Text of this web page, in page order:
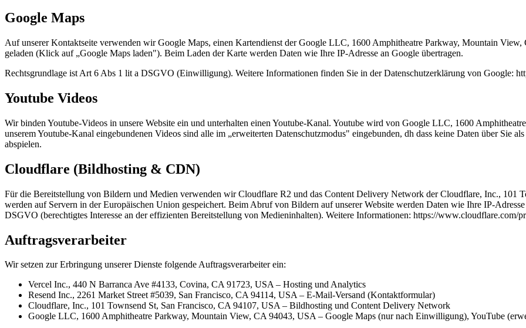
Google Maps
Auf unserer Kontaktseite verwenden wir Google Maps, einen Kartendienst der Google LLC, 1600 Amphitheatre Parkway, Mountain
geladen (Klick auf „Google Maps laden"). Beim Laden der Karte werden Daten wie Ihre IP-Adresse an Google übertragen.
Rechtsgrundlage ist Art 6 Abs 1 lit a DSGVO (Einwilligung). Weitere Informationen finden Sie in der Datenschutzerklärung von Google:
Youtube Videos
Wir binden Youtube-Videos in unsere Website ein und unterhalten einen Youtube-Kanal. Youtube wird von Google LLC, 1600
unserem Youtube-Kanal eingebundenen Videos sind alle im „erweiterten Datenschutzmodus" eingebunden, dh dass keine Daten über Sie
abspielen.
Cloudflare (Bildhosting & CDN)
Für die Bereitstellung von Bildern und Medien verwenden wir Cloudflare R2 und das Content Delivery Network der Cloudflare, Inc., 101
werden auf Servern in der Europäischen Union gespeichert. Beim Abruf von Bildern auf unserer Website werden Daten wie Ihre IP-
DSGVO (berechtigtes Interesse an der effizienten Bereitstellung von Medieninhalten). Weitere Informationen: https://www.cloudflare.com/
Auftragsverarbeiter
Wir setzen zur Erbringung unserer Dienste folgende Auftragsverarbeiter ein:
Vercel Inc., 440 N Barranca Ave #4133, Covina, CA 91723, USA – Hosting und Analytics
Resend Inc., 2261 Market Street #5039, San Francisco, CA 94114, USA – E-Mail-Versand (Kontaktformular)
Cloudflare, Inc., 101 Townsend St, San Francisco, CA 94107, USA – Bildhosting und Content Delivery Network
Google LLC, 1600 Amphitheatre Parkway, Mountain View, CA 94043, USA – Google Maps (nur nach Einwilligung), YouTube